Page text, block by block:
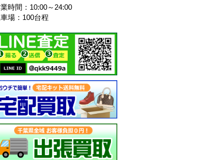
時間：10:00～24:00
場：100台程